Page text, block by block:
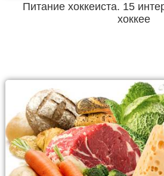
Питание хоккеиста. 15
хоккее